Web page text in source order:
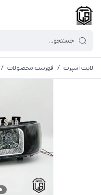
لایت اسپرت / فهرست محصولات /